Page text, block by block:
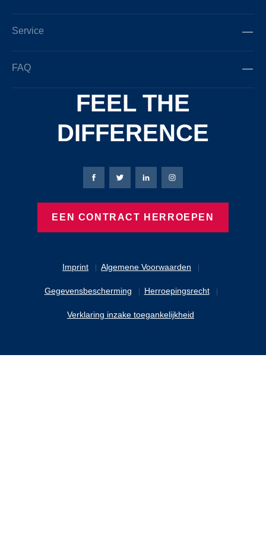
Service
FAQ
FEEL THE
DIFFERENCE
Imprint Algemene Voorwaarden
Gegevensbescherming Herroepingsrecht
Verklaring inzake toegankelijkheid
Bierbaum-Proenen Facebook-pagina
Bierbaum-Proenen X-pagina
Bierbaum-Proenen
Bierbaum-Proenen
EEN CONTRACT HERROEPEN